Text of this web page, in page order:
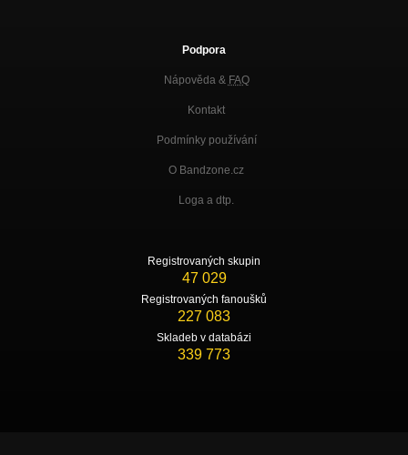
Podpora
Nápověda & FAQ
Kontakt
Podmínky používání
O Bandzone.cz
Loga a dtp.
Registrovaných skupin
47 029
Registrovaných fanoušků
227 083
Skladeb v databázi
339 773